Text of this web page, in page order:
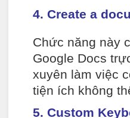
4. Create a
Chức năng này
Google Docs
xuyên làm việc
tiện ích không
5. Custom